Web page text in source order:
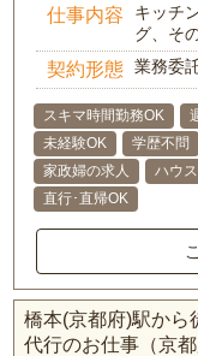
仕事内容
キッチ
グ、そ
契約形態 業務委
スキマ時間勤務OK
未経験OK
学歴不問
家政婦の求人
ハウ
直行･直帰OK
橋本(京都府)駅から
代行のお仕事（京都